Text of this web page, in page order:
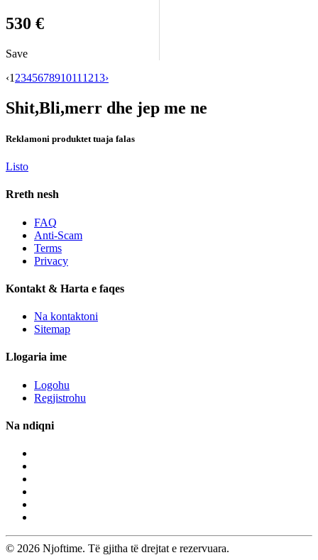
530 €
Save
‹1 234567891011 1213›
Shit,Bli,merr dhe jep me ne
Reklamoni produktet tuaja falas
Listo
Rreth nesh
FAQ
Anti-Scam
Terms
Privacy
Kontakt & Harta e faqes
Na kontaktoni
Sitemap
Llogaria ime
Logohu
Regjistrohu
Na ndiqni
© 2026 Njoftime. Të gjitha të drejtat e rezervuara.